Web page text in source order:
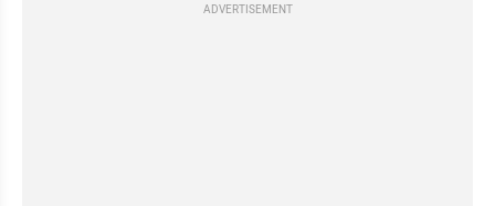
ADVERTISEMENT